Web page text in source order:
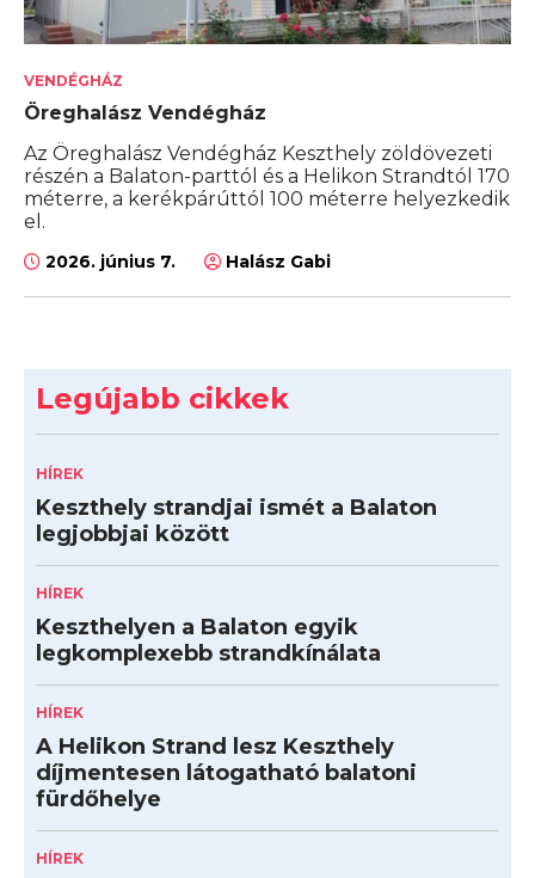
VENDÉGHÁZ
Öreghalász Vendégház
Az Öreghalász Vendégház Keszthely zöldövezeti
részén a Balaton-parttól és a Helikon Strandtól 170
méterre, a kerékpárúttól 100 méterre helyezkedik
el.
2026. június 7. Halász Gabi
Legújabb cikkek
HÍREK
Keszthely strandjai ismét a Balaton
legjobbjai között
HÍREK
Keszthelyen a Balaton egyik
legkomplexebb strandkínálata
HÍREK
A Helikon Strand lesz Keszthely
díjmentesen látogatható balatoni
fürdőhelye
HÍREK